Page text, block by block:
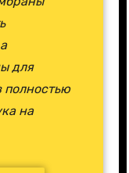
для
полностью
на